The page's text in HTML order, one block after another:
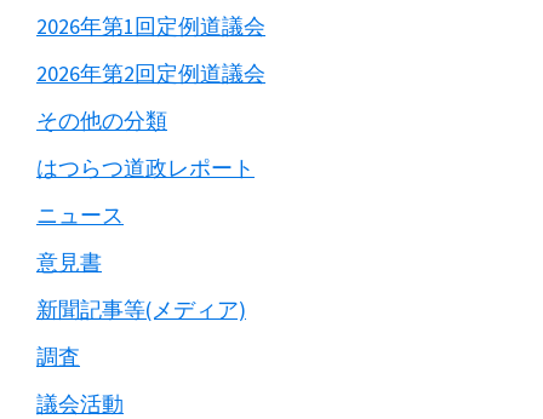
2026年第1回定例道議会
2026年第2回定例道議会
その他の分類
はつらつ道政レポート
ニュース
意見書
新聞記事等(メディア)
調査
議会活動